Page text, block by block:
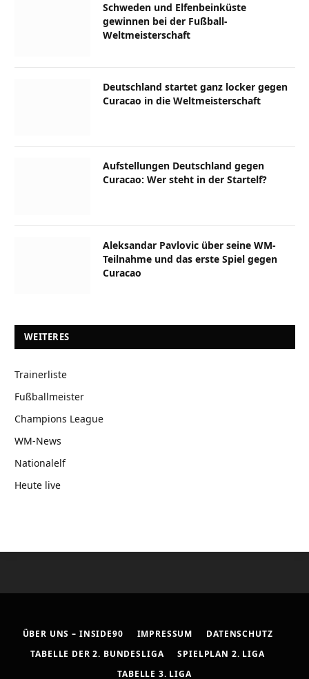
Schweden und Elfenbeinküste
gewinnen bei der Fußball-
Weltmeisterschaft
Deutschland startet ganz locker gegen
Curacao in die Weltmeisterschaft
Aufstellungen Deutschland gegen
Curacao: Wer steht in der Startelf?
Aleksandar Pavlovic über seine WM-
Teilnahme und das erste Spiel gegen
Curacao
WEITERES
Trainerliste
Fußballmeister
Champions League
WM-News
Nationalelf
Heute live
ÜBER UNS – INSIDE90 IMPRESSUM
DATENSCHUTZ
TABELLE DER 2. BUNDESLIGA
SPIELPLAN 2. LIGA
TABELLE 3. LIGA